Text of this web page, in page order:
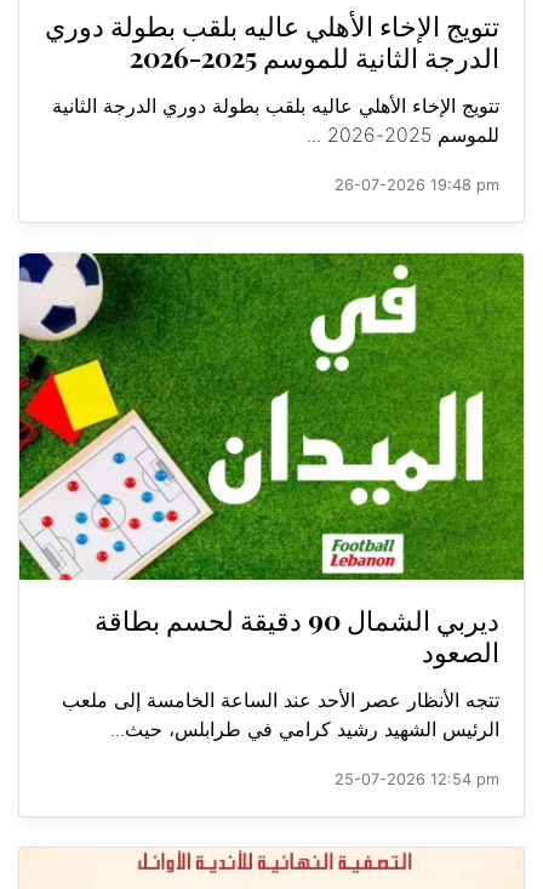
تتويج الإخاء الأهلي عاليه بلقب بطولة دوري
الدرجة الثانية للموسم 2025-2026
تتويج الإخاء الأهلي عاليه بلقب بطولة دوري الدرجة الثانية
للموسم 2025-2026 ...
26-07-2026 19:48 pm
ديربي الشمال 90 دقيقة لحسم بطاقة
الصعود
تتجه الأنظار عصر الأحد عند الساعة الخامسة إلى ملعب
الرئيس الشهيد رشيد كرامي في طرابلس، حيث...
25-07-2026 12:54 pm